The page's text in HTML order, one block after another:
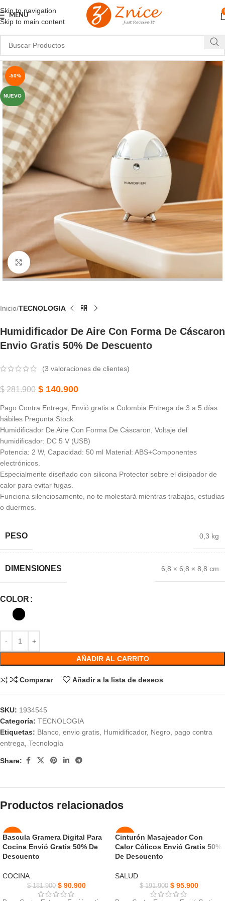
Skip to navigation
Skip to main content
MENU
-50%
NUEVO
Haga Clic Para Ampliar
Inicio TECNOLOGIA
Humidificador De Aire Con Forma De Cáscaron
Envio Gratis 50% De Descuento
(3 valoraciones de clientes)
$281.900 $ 140.900
Pago Contra Entrega, Envió gratis a Colombia Entrega de 3 a 5 días
hábiles Pregunta Stock
Humidificador De Aire Con Forma De Cáscaron, Voltaje del
humidificador: DC 5 V (USB)
Potencia: 2 W, Capacidad: 50 ml Material: ABS+Componentes
electrónicos.
Especialmente diseñado con silicona Protector sobre el disipador de
calor para evitar fugas.
Funciona silenciosamente, no te molestará mientras trabajas, estudias
o duermes.
PESO 0,3 kg
DIMENSIONES 6,8 × 6,8 × 8,8 cm
COLOR
AÑADIR AL CARRITO
Comparar Añadir a la lista de deseos
SKU: 1934545
Categoría: TECNOLOGIA
Etiquetas: Blanco, envio gratis, Humidificador, Negro, pago contra
entrega, Tecnología
Share:
Productos relacionados
-50%
NUEVO
Bascula Gramera Digital Para
Cocina Envió Gratis 50% De
Descuento
COCINA
$181.900 $90.900
-50%
NUEVO
Cinturón Masajeador Con
Calor Cólicos Envió Gratis 50%
De Descuento
SALUD
$191.900 $95.900